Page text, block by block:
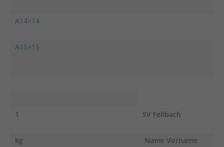
A14>14
A15>15
1 SV Fellbach
kg Name Vorname